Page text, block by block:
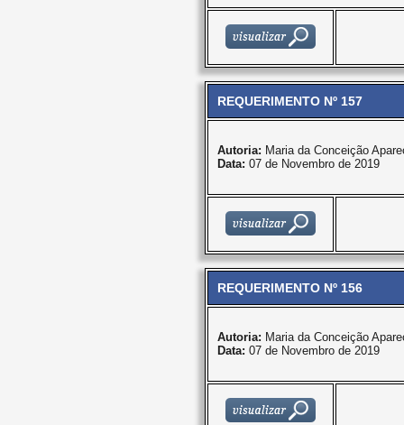
REQUERIMENTO Nº 157
Autoria: Maria da Conceição
Data: 07 de Novembro de 2019
REQUERIMENTO Nº 156
Autoria: Maria da Conceição
Data: 07 de Novembro de 2019